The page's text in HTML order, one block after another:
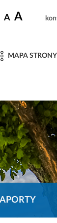
A A
MAPA STRONY